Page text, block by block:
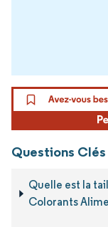
Questions
Quelle est la
Colorants